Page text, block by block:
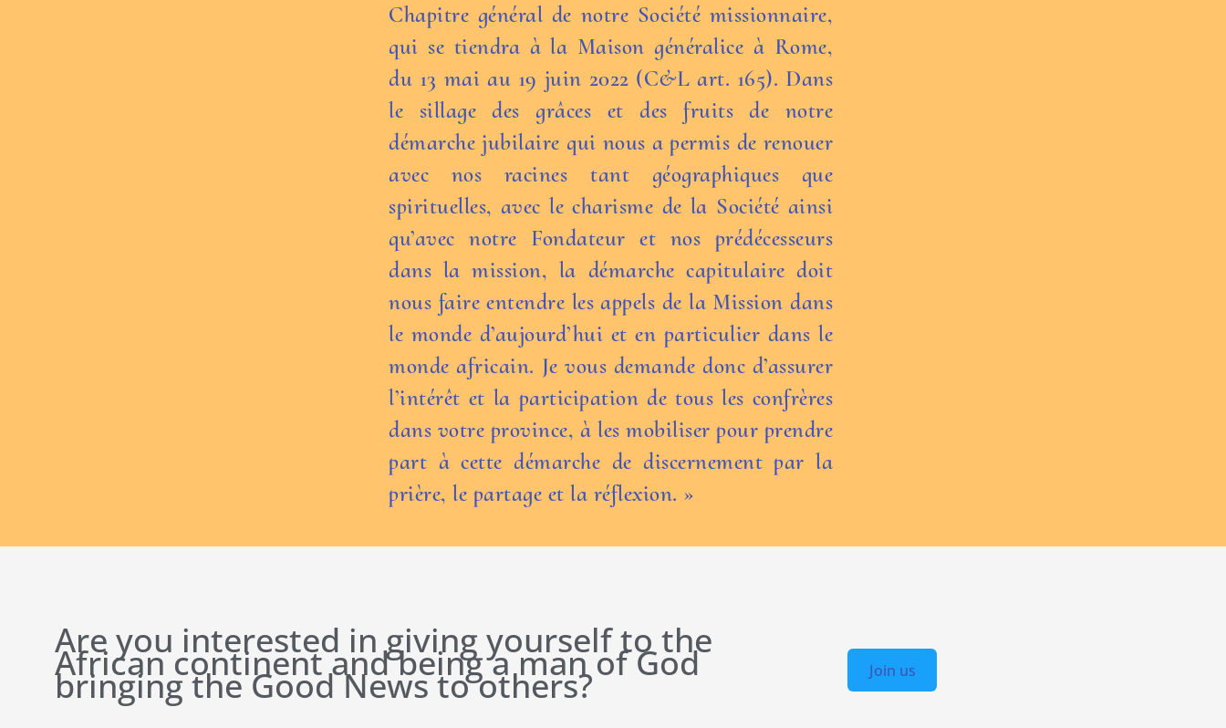
Chapitre général de notre Société missionnaire,
qui se tiendra à la Maison généralice à Rome,
du 13 mai au 19 juin 2022 (C&L art. 165). Dans
le sillage des grâces et des fruits de notre
démarche jubilaire qui nous a permis de renouer
avec nos racines tant géographiques que
spirituelles, avec le charisme de la Société ainsi
qu’avec notre Fondateur et nos prédécesseurs
dans la mission, la démarche capitulaire doit
nous faire entendre les appels de la Mission dans
le monde d’aujourd’hui et en particulier dans le
monde africain. Je vous demande donc d’assurer
l’intérêt et la participation de tous les confrères
dans votre province, à les mobiliser pour prendre
part à cette démarche de discernement par la
prière, le partage et la réflexion. »
Are you interested in giving yourself to the
African continent and being a man of God
bringing the Good News to others? Join us